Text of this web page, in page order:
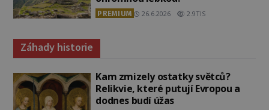
PREMIUM 26.6.2026 2.9TIS
Záhady historie
Kam zmizely ostatky světců?
Relikvie, které putují Evropou a
dodnes budí úžas